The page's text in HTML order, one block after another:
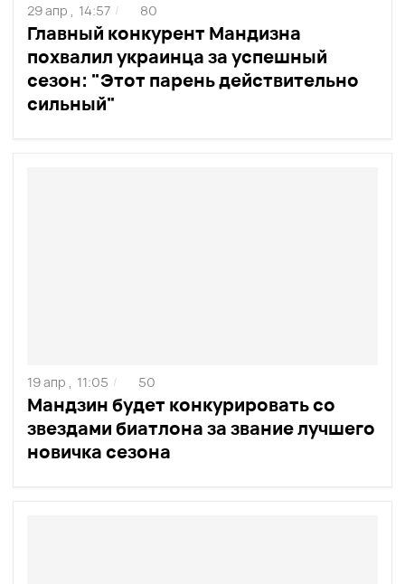
Главный конкурент Мандизна
похвалил украинца за успешный
сезон: "Этот парень действительно
сильный"
29 апр , 14:57 / 80
Мандзин будет конкурировать со
звездами биатлона за звание лучшего
новичка сезона
19 апр , 11:05 / 50